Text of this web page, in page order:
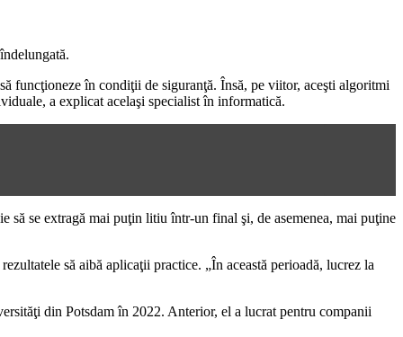
funcţioneze în condiţii de siguranţă. Însă, pe viitor, aceşti algoritmi
a explicat acelaşi specialist în informatică.
să se extragă mai puţin litiu într-un final şi, de asemenea, mai puţine
să aibă aplicaţii practice. „În această perioadă, lucrez la
din Potsdam în 2022. Anterior, el a lucrat pentru companii